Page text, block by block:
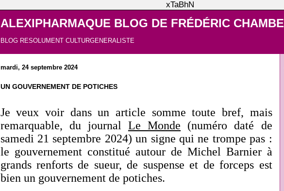
xTaBhN
ALEXIPHARMAQUE BLOG DE FRÉDÉRIC CHAMBE
BLOG RESOLUMENT CULTURGENERALISTE
mardi, 24 septembre 2024
UN GOUVERNEMENT DE POTICHES
Je veux voir dans un article somme toute bref, mais
remarquable, du journal Le Monde (numéro daté de
samedi 21 septembre 2024) un signe qui ne trompe pas :
le gouvernement constitué autour de Michel Barnier à
grands renforts de sueur, de suspense et de forceps est
bien un gouvernement de potiches.